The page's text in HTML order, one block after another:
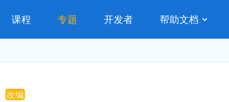
课程 专题 开发者 帮助文档
改编